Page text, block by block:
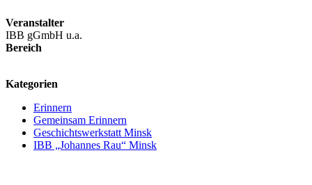
Veranstalter
IBB gGmbH u.a.
Bereich
Kategorien
Erinnern
Gemeinsam Erinnern
Geschichtswerkstatt Minsk
IBB „Johannes Rau“ Minsk